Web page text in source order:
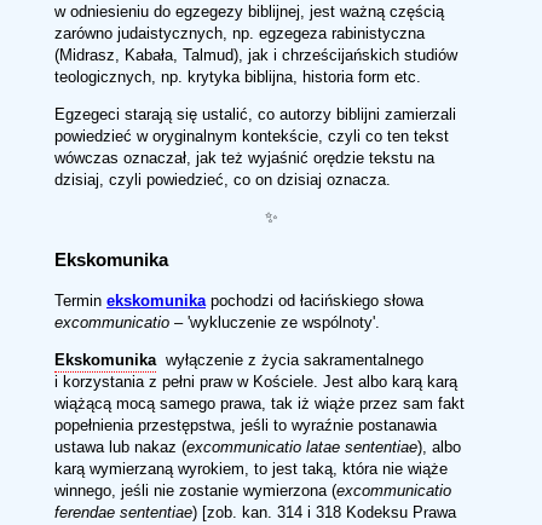
w odniesieniu do egzegezy biblijnej, jest ważną częścią
zarówno judaistycznych, np. egzegeza rabinistyczna
(Midrasz, Kabała, Talmud), jak i chrześcijańskich studiów
teologicznych, np. krytyka biblijna, historia form etc.
Egzegeci starają się ustalić, co autorzy biblijni zamierzali
powiedzieć w oryginalnym kontekście, czyli co ten tekst
wówczas oznaczał, jak też wyjaśnić orędzie tekstu na
dzisiaj, czyli powiedzieć, co on dzisiaj oznacza.
✨
Ekskomunika
Termin ekskomunika pochodzi od łacińskiego słowa
excommunicatio – 'wykluczenie ze wspólnoty'.
Ekskomunika wyłączenie z życia sakramentalnego
i korzystania z pełni praw w Kościele. Jest albo karą karą
wiążącą mocą samego prawa, tak iż wiąże przez sam fakt
popełnienia przestępstwa, jeśli to wyraźnie postanawia
ustawa lub nakaz (excommunicatio latae sententiae), albo
karą wymierzaną wyrokiem, to jest taką, która nie wiąże
winnego, jeśli nie zostanie wymierzona (excommunicatio
ferendae sententiae) [zob. kan. 314 i 318 Kodeksu Prawa